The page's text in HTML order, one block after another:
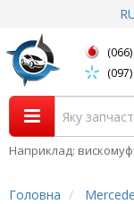
(066)
(097)
Наприклад:
Головна